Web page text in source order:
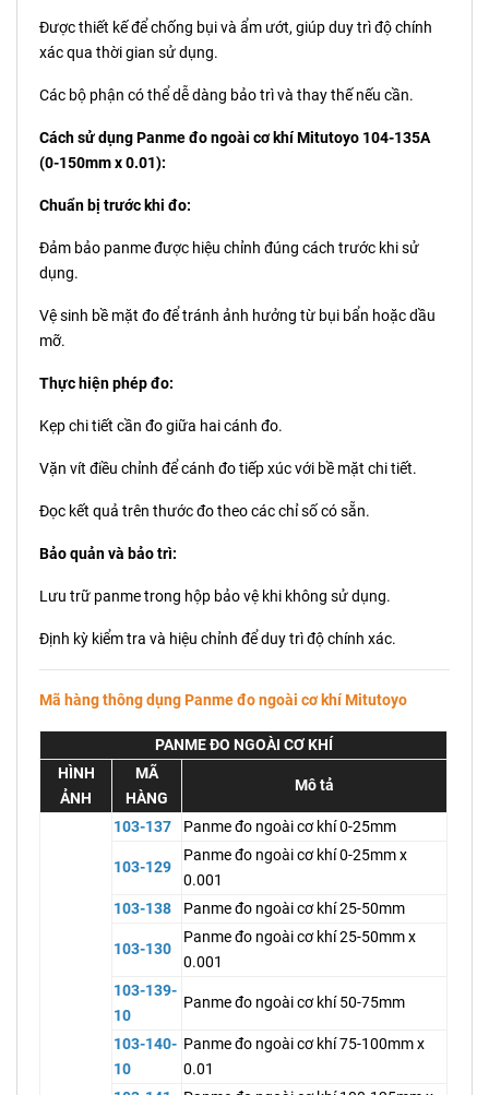
Được thiết kế để chống bụi và ẩm ướt, giúp duy trì độ chính
xác qua thời gian sử dụng.
Các bộ phận có thể dễ dàng bảo trì và thay thế nếu cần.
Cách sử dụng Panme đo ngoài cơ khí Mitutoyo 104-135A
(0-150mm x 0.01):
Chuẩn bị trước khi đo:
Đảm bảo panme được hiệu chỉnh đúng cách trước khi sử
dụng.
Vệ sinh bề mặt đo để tránh ảnh hưởng từ bụi bẩn hoặc dầu
mỡ.
Thực hiện phép đo:
Kẹp chi tiết cần đo giữa hai cánh đo.
Vặn vít điều chỉnh để cánh đo tiếp xúc với bề mặt chi tiết.
Đọc kết quả trên thước đo theo các chỉ số có sẵn.
Bảo quản và bảo trì:
Lưu trữ panme trong hộp bảo vệ khi không sử dụng.
Định kỳ kiểm tra và hiệu chỉnh để duy trì độ chính xác.
Mã hàng thông dụng Panme đo ngoài cơ khí Mitutoyo
PANME ĐO NGOÀI CƠ KHÍ
HÌNH
ẢNH
MÃ
HÀNG
Mô tả
103-137 Panme đo ngoài cơ khí 0-25mm
103-129
Panme đo ngoài cơ khí 0-25mm x
0.001
103-138
Panme đo ngoài cơ khí 25-50mm
103-130
Panme đo ngoài cơ khí 25-50mm x
0.001
103-139-
10
Panme đo ngoài cơ khí 50-75mm
103-140-
10
Panme đo ngoài cơ khí 75-100mm x
0.01